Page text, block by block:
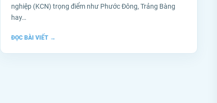
nghiệp (KCN) trọng điểm như Phước Đông, Trảng Bàng
hay…
ĐỌC BÀI VIẾT →